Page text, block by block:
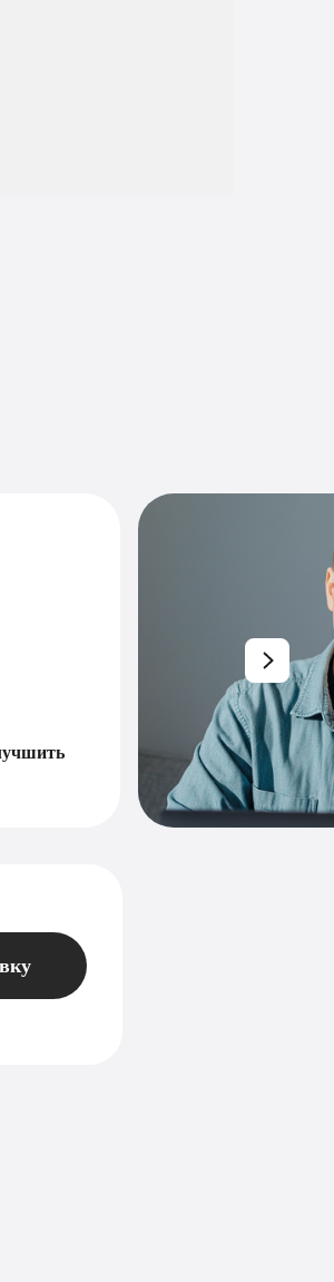
процессов, но хотите расти